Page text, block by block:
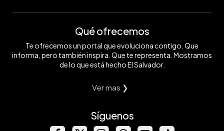
Qué ofrecemos
Te ofrecemos un portal que evoluciona contigo. Que
informa, pero también inspira. Que te representa. Mostramos
de lo que está hecho El Salvador.
Ver mas ❯
Síguenos